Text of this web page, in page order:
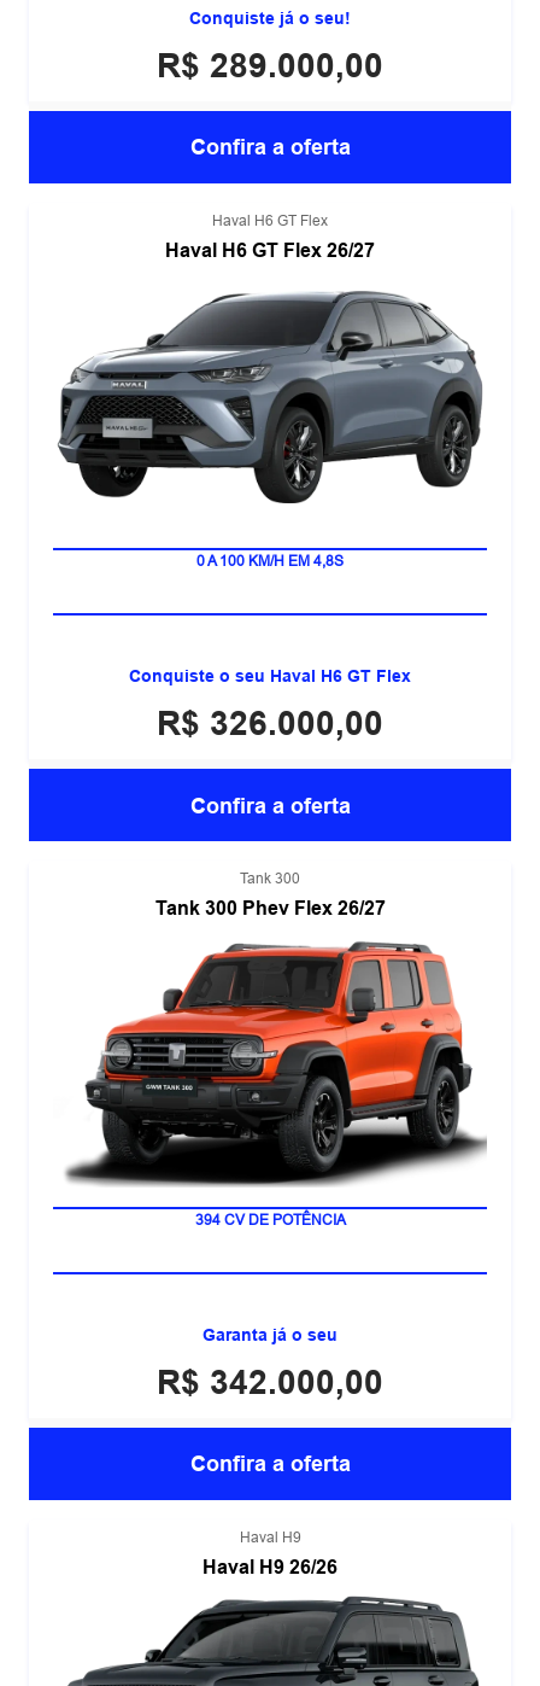
Conquiste já o seu!
R$ 289.000,00
Confira a oferta
Haval H6 GT Flex
Haval H6 GT Flex 26/27
HÍBRIDO PLUG-IN FLEX
Conquiste o seu Haval H6 GT Flex
R$ 326.000,00
Confira a oferta
Tank 300
Tank 300 Phev Flex 26/27
MOTOR 2.0 TURBO
Garanta já o seu
R$ 342.000,00
Confira a oferta
Haval H9
Haval H9 26/26